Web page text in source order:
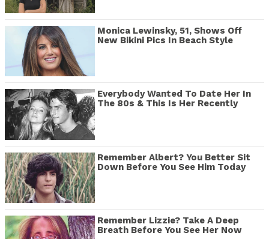
Monica Lewinsky, 51, Shows Off
New Bikini Pics In Beach Style
Everybody Wanted To Date Her In
The 80s & This Is Her Recently
Remember Albert? You Better Sit
Down Before You See Him Today
Remember Lizzie? Take A Deep
Breath Before You See Her Now